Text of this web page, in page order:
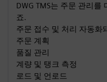
DWG TMS는 주문 관리
죠.
주문 접수 및 처리 자동화
주문 계획
품질 관리
계량 및 탱크 측정
로드 및 언로드